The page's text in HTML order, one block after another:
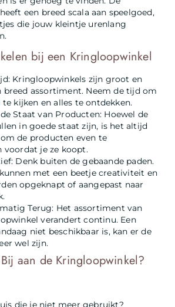
een breed scala aan speelgoed,
die jouw kleintje urenlang
bij een Kringloopwinkel
Kringloopwinkels zijn groot en
breed assortiment. Neem de tijd om
kijken en alles te ontdekken.
Staat van Producten: Hoewel de
in goede staat zijn, is het altijd
de producten even te
voordat je ze koopt.
Denk buiten de gebaande paden.
met een beetje creativiteit en
opgeknapt of aangepast naar
Terug: Het assortiment van
verandert continu. Een
niet beschikbaar is, kan er de
wel zijn.
aan de Kringloopwinkel?
die je niet meer gebruikt?